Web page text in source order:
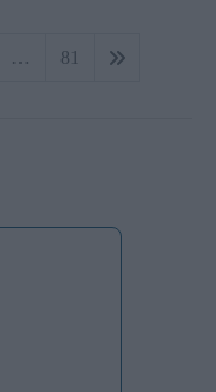
… 81